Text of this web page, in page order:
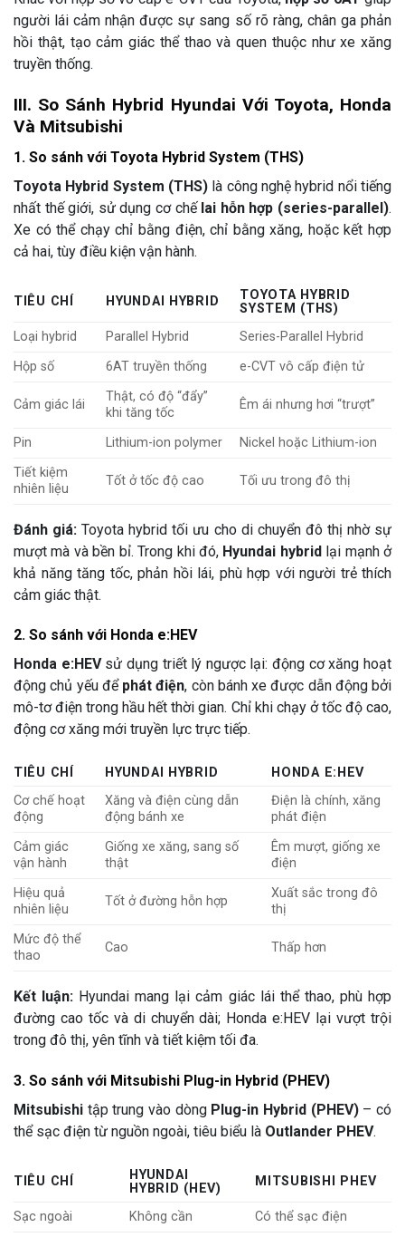
người lái cảm nhận được sự sang số rõ ràng, chân ga phản
hồi thật, tạo cảm giác thể thao và quen thuộc như xe xăng
truyền thống.
III. So Sánh Hybrid Hyundai Với Toyota, Honda
Và Mitsubishi
1. So sánh với Toyota Hybrid System (THS)
Toyota Hybrid System (THS) là công nghệ hybrid nổi tiếng
nhất thế giới, sử dụng cơ chế lai hỗn hợp (series-parallel).
Xe có thể chạy chỉ bằng điện, chỉ bằng xăng, hoặc kết hợp
cả hai, tùy điều kiện vận hành.
TIÊU CHÍ HYUNDAI HYBRID
TOYOTA HYBRID
SYSTEM (THS)
Loại hybrid
Parallel Hybrid
Series-Parallel Hybrid
Hộp số
6AT truyền thống e-CVT vô cấp điện tử
Cảm giác lái
Thật, có độ “đẩy”
khi tăng tốc
Êm ái nhưng hơi “trượt”
Pin Lithium-ion polymer
Nickel hoặc Lithium-ion
Tiết kiệm
nhiên liệu
Tốt ở tốc độ cao Tối ưu trong đô thị
Đánh giá: Toyota hybrid tối ưu cho di chuyển đô thị nhờ sự
mượt mà và bền bỉ. Trong khi đó, Hyundai hybridlại mạnh ở
khả năng tăng tốc, phản hồi lái, phù hợp với người trẻ thích
cảm giác thật.
2. So sánh với Honda e:HEV
Honda e:HEVsử dụng triết lý ngược lại: động cơ xăng hoạt
động chủ yếu để phát điện, còn bánh xe được dẫn động bởi
mô-tơ điện trong hầu hết thời gian. Chỉ khi chạy ở tốc độ cao,
động cơ xăng mới truyền lực trực tiếp.
TIÊU CHÍ HYUNDAI HYBRID
HONDA E:HEV
Cơ chế hoạt
động
Xăng và điện cùng dẫn
động bánh xe
Điện là chính, xăng
phát điện
Cảm giác
vận hành
Giống xe xăng, sang số
thật
Êm mượt, giống xe
điện
Hiệu quả
nhiên liệu
Tốt ở đường hỗn hợp
Xuất sắc trong đô
thị
Mức độ thể
thao
Cao Thấp hơn
Kết luận: Hyundai mang lại cảm giác lái thể thao, phù hợp
đường cao tốc và di chuyển dài; Honda e:HEV lại vượt trội
trong đô thị, yên tĩnh và tiết kiệm tối đa.
3. So sánh với Mitsubishi Plug-in Hybrid (PHEV)
Mitsubishi tập trung vào dòng Plug-in Hybrid (PHEV)– có
thể sạc điện từ nguồn ngoài, tiêu biểu là Outlander PHEV.
TIÊU CHÍ
HYUNDAI
HYBRID (HEV)
MITSUBISHI PHEV
Sạc ngoài Không cần
Có thể sạc điện